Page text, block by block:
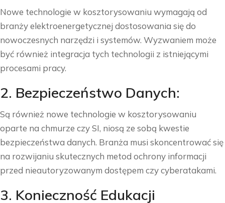
Nowe technologie w kosztorysowaniu wymagają od
branży elektroenergetycznej dostosowania się do
nowoczesnych narzędzi i systemów. Wyzwaniem może
być również integracja tych technologii z istniejącymi
procesami pracy.
2. Bezpieczeństwo Danych:
Są również nowe technologie w kosztorysowaniu
oparte na chmurze czy SI, niosą ze sobą kwestie
bezpieczeństwa danych. Branża musi skoncentrować się
na rozwijaniu skutecznych metod ochrony informacji
przed nieautoryzowanym dostępem czy cyberatakami.
3. Konieczność Edukacji